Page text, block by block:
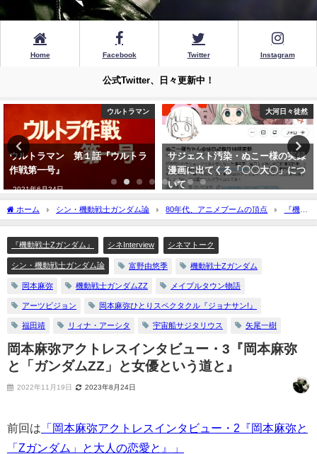
Home Facebook Twitter Instagram
公式Twitter、日々更新中！
大河日々徒然
サジェスト汚染・ぬこー様の実録
漫画に出てくる「〇〇大〇」につ
大河日々徒然
ご報告 日本SF作家クラブ入会
について
2022年7月22日
ホーム シン・機動戦士ガンダム論 80年代、アニメブームの頂点
『機動
戦士Zガンダム』
岡本麻弥アクトレスインタビュー・3『岡本麻弥と「ガンダム
『機動戦士Zガンダム』
シネInterview シネマトーク
シン・機動戦士ガンダム論 富野由悠季 機動戦士Zガンダム
岡本麻弥 機動戦士ガンダムZZ メイプルタウン物語
アーツビジョン 岡本麻弥ひとりスペクタクル『ジョナサン!』
福田靖 リィナ・アーシタ 宇宙船サジタリウス 矢尾一樹
岡本麻弥アクトレスインタビュー・3『岡本麻弥
と「ガンダムZZ」と女優という道と』
2022年11月19日 2023年8月24日
前回は 「岡本麻弥アクトレスインタビュー・2『岡本麻弥と
「Zガンダム」と大人の恋愛と』」